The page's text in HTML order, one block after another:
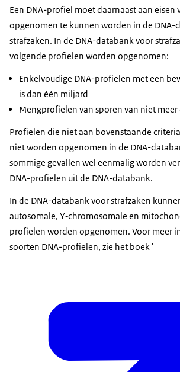
Een DNA-profiel moet daarnaast aan eisen
opgenomen te kunnen worden in de DNA-
strafzaken. In de DNA-databank voor
volgende profielen worden opgenomen:
Enkelvoudige DNA-profielen met een
is dan één miljard
Mengprofielen van sporen van niet
Profielen die niet aan bovenstaande
niet worden opgenomen in de DNA-
sommige gevallen wel eenmalig worden
DNA-profielen uit de DNA-databank.
In de DNA-databank voor strafzaken
autosomale, Y‑chromosomale en
profielen worden opgenomen. Voor meer
soorten DNA-profielen, zie het boek '